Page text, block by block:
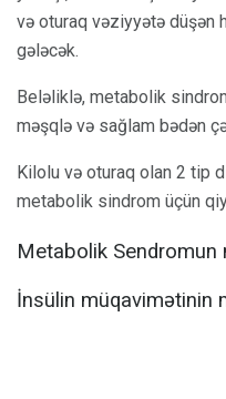
və oturaq vəziyyətə düşən
gələcək.
Beləliklə, metabolik
məşqlə və sağlam bədən
Kilolu və oturaq olan 2 tip
metabolik sindrom üçün
Metabolik Sendromun
İnsülin müqavimətinin